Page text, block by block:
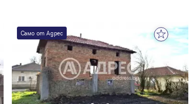
Само от Адрес